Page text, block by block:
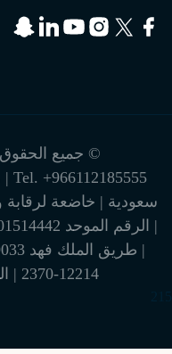
© جميع الحقوق
Tel. +966112185555
|
سعودية | خاضعة
12214-2370 | المملكة العربية السعودية